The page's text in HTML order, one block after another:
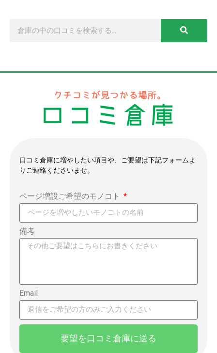
口コミ倉庫に増やしたい項目や、ご要望は下記フォームよ
りご連絡くださいませ。
ページ増設ご希望のモノコト
備考
Email
要望を口コミ倉庫に送る